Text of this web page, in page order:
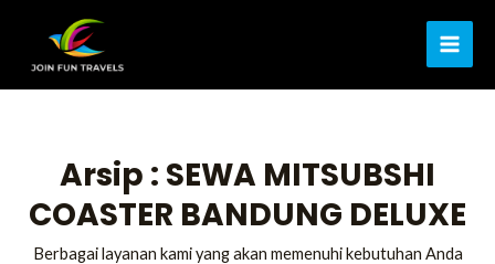
konten
Arsip : SEWA MITSUBSHI
COASTER BANDUNG DELUXE
Berbagai layanan kami yang akan memenuhi kebutuhan Anda